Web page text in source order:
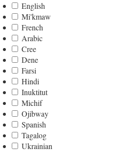
English
Mi'kmaw
French
Arabic
Cree
Dene
Farsi
Hindi
Inuktitut
Michif
Ojibway
Spanish
Tagalog
Ukrainian